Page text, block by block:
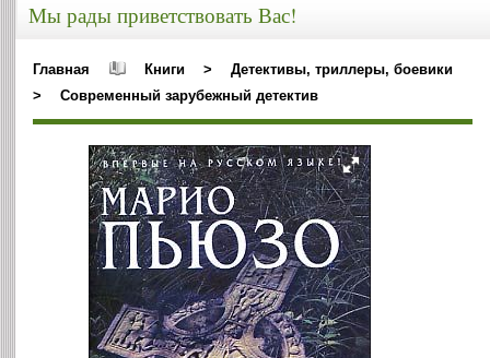
Мы рады приветствовать Вас!
Главная Книги >
Детективы, триллеры, боевики
>
Современный зарубежный детектив